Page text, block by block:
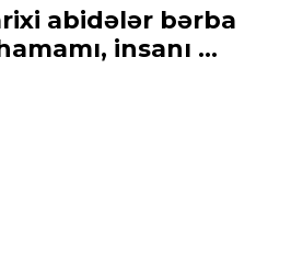
abidələr bərba
insanı ...